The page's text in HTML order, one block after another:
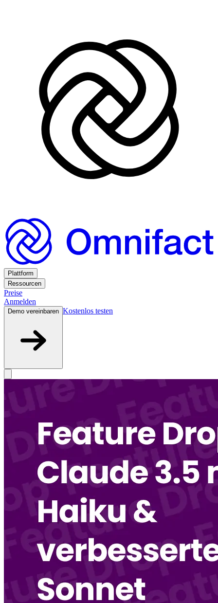
Plattform
Ressourcen
Preise
Anmelden
Demo vereinbaren Kostenlos testen